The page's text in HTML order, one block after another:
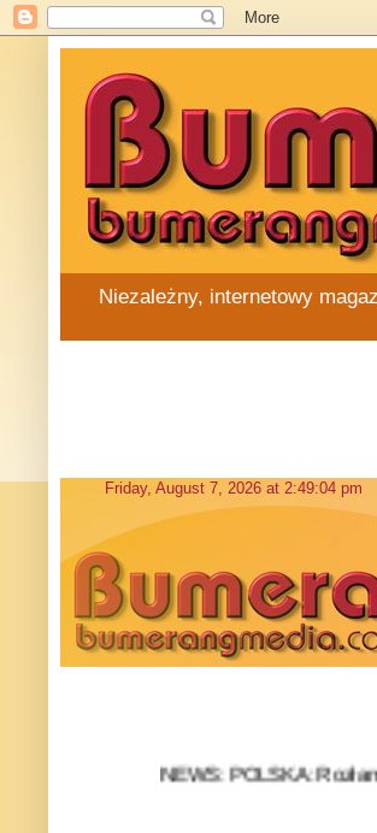
Niezależny, internetowy
NEWS: POLSKA: Rozłam